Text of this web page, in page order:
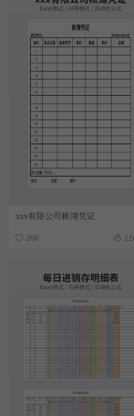
xxx有限公司帐簿凭证
266